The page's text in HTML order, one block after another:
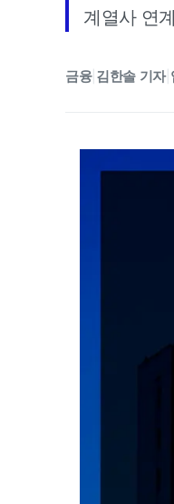
계열사 연
금융| 김한솔 기자|